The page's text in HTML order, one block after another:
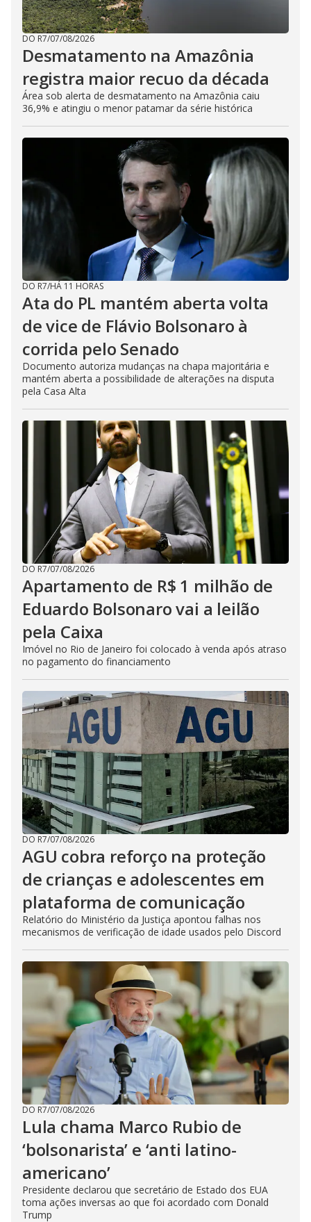
DO R7/07/08/2026
Desmatamento na Amazônia
registra maior recuo da década
Área sob alerta de desmatamento na Amazônia caiu
36,9% e atingiu o menor patamar da série histórica
DO R7/HÁ 11 HORAS
Ata do PL mantém aberta volta
de vice de Flávio Bolsonaro à
corrida pelo Senado
Documento autoriza mudanças na chapa majoritária e
mantém aberta a possibilidade de alterações na disputa
pela Casa Alta
DO R7/07/08/2026
Apartamento de R$ 1 milhão de
Eduardo Bolsonaro vai a leilão
pela Caixa
Imóvel no Rio de Janeiro foi colocado à venda após atraso
no pagamento do financiamento
DO R7/07/08/2026
AGU cobra reforço na proteção
de crianças e adolescentes em
plataforma de comunicação
Relatório do Ministério da Justiça apontou falhas nos
mecanismos de verificação de idade usados pelo Discord
DO R7/07/08/2026
Lula chama Marco Rubio de
‘bolsonarista’ e ‘anti latino-
americano’
Presidente declarou que secretário de Estado dos EUA
toma ações inversas ao que foi acordado com Donald
Trump